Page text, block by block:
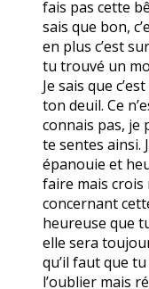
fais pas cette
sais que bon,
en plus c’est
tu trouvé un
Je sais que
ton deuil. Ce
connais pas, je
te sentes ainsi.
épanouie et
faire mais crois
concernant
heureuse que
elle sera
qu’il faut que
l’oublier mais